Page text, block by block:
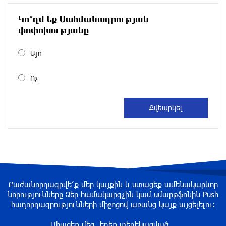
հրաբխի ժայթքման պատճառով
մեկ ժամ առաջ
Երևանում անցկացվել է հաշմանդամություն
ունեցող անձանց միջազգային մարզական
փառատոն
Կո՞ղմ եք Սահմանադրության
փոփոխությանը
Այո
Ոչ
Բաժանորդագրվե՛ք մեր կայքին և ստացեք ամենակարևոր
նորությունները Ձեր համակարգչին կամ սմարթֆոնին Push
հաղորդագրությունների միջոցով առանց կայք այցելելու։